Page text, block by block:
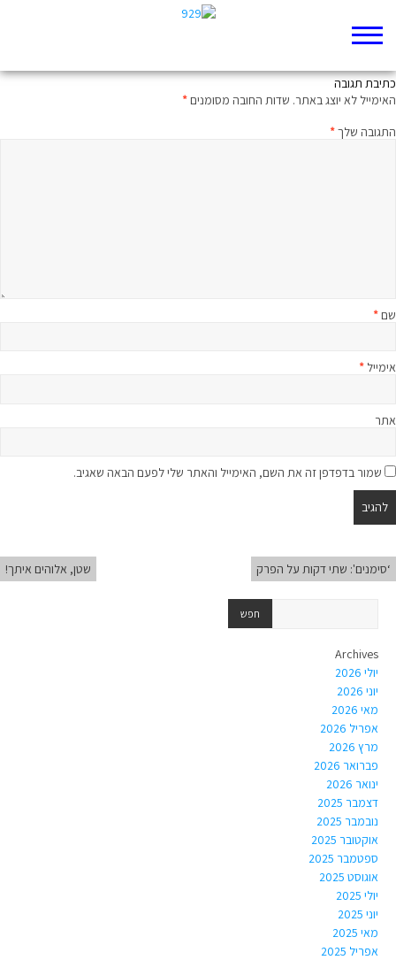
כתיבת תגובה
האימייל לא יוצג באתר. שדות החובה מסומנים*
התגובה שלך*
שם*
אימייל *
אתר
שמור בדפדפן זה את השם, האימייל והאתר שלי לפעם הבאה שאגיב.
‘סימנים': שתי דקות על הפרק שטן, אלוהים איתך!
Archives
יולי 2026
יוני 2026
מאי 2026
אפריל 2026
מרץ 2026
פברואר 2026
ינואר 2026
דצמבר 2025
נובמבר 2025
אוקטובר 2025
ספטמבר 2025
אוגוסט 2025
יולי 2025
יוני 2025
מאי 2025
אפריל 2025